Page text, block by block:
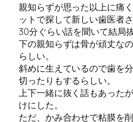
親知らずが思った以上に痛
ットで探して新しい歯医者さ
30分ぐらい話を聞いて結局
下の親知らずは骨が頑丈な
らしい。
斜めに生えているので歯を
切ったりもするらしい。
上下一緒に抜く話もあった
けにした。
ただ、かみ合わせで粘膜を